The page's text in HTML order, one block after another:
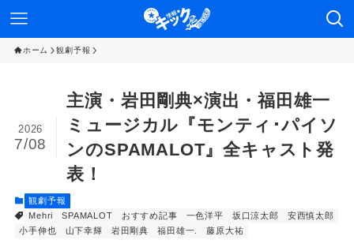
ホーム 観劇予報
主演・岩田剛典×演出・福田雄一
ミュージカル『モンティ･パイソ
ンのSPAMALOT』全キャスト発
表！
2026
7/08
観劇予報
Mehri
SPAMALOT おすすめ記事 一色洋平 坂口涼太郎
安西慎太郎
小手伸也
山下幸輝 岩田剛典 福田雄一. 藤原大祐